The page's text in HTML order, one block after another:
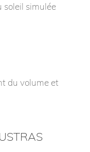
soleil simulée
du volume et